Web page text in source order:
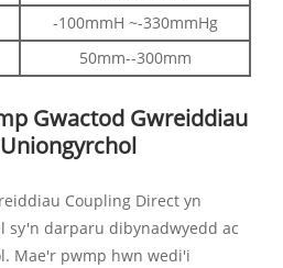
-100mmH ~-330mmHg
50mm--300mm
Gwactod Gwreiddiau
Coupling Direct yn
sy'n darparu dibynadwyedd ac
Mae'r pwmp hwn wedi'i